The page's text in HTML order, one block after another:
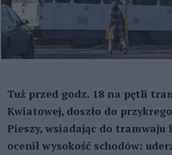
Tuż przed godz. 18 na pętli
Kwiatowej, doszło do
Pieszy, wsiadając do tramwaju
ocenił wysokość schodów: